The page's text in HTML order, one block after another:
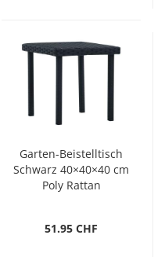
Garten-Beistelltisch
Schwarz 40×40×40 cm
Poly Rattan
51.95 CHF